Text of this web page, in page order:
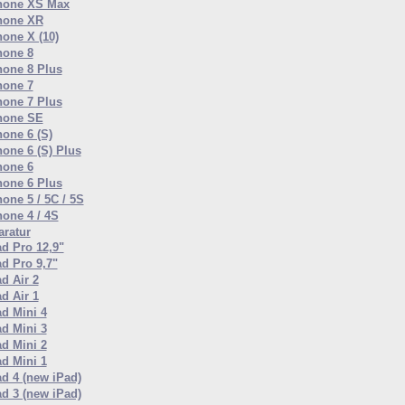
XS Max
XR
X (10)
8
8 Plus
7
7 Plus
SE
6 (S)
6 (S) Plus
6
6 Plus
5 / 5C / 5S
4 / 4S
Pro 12,9"
Pro 9,7"
Air 2
Air 1
Mini 4
Mini 3
Mini 2
Mini 1
4 (new iPad)
3 (new iPad)